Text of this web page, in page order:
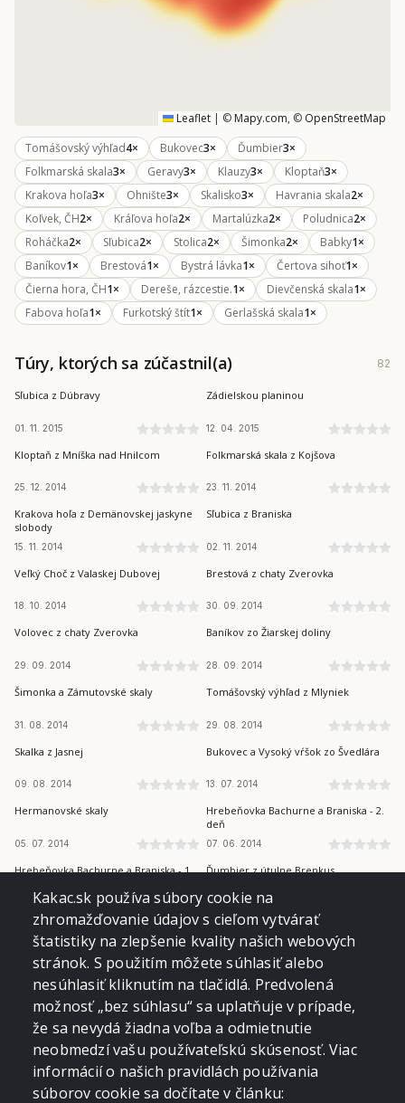
Leaflet | © Mapy.com, © OpenStreetMap
Tomášovský výhľad4× Bukovec3× Ďumbier3×
Folkmarská skala3× Geravy3× Klauzy3× Kloptaň3×
Krakova hoľa3× Ohnište3× Skalisko3× Havrania skala2×
Koľvek, ČH2× Kráľova hoľa2× Martalúzka2× Poludnica2×
Roháčka2× Sľubica2× Stolica2× Šimonka2× Babky1×
Baníkov1× Brestová1× Bystrá lávka1× Čertova sihoť1×
Čierna hora, ČH1× Dereše, rázcestie.1× Dievčenská skala1×
Fabova hoľa1× Furkotský štít1× Gerlašská skala1×
Túry, ktorých sa zúčastnil(a) 82
BRANISKO A BACHUREŇ
Sľubica z Dúbravy
01. 11. 2015
SLOVENSKÝ KRAS
Zádielskou planinou
12. 04. 2015
VOLOVSKÉ VRCHY
Kloptaň z Mníška nad Hnilcom
25. 12. 2014
VOLOVSKÉ VRCHY
Folkmarská skala z Kojšova
23. 11. 2014
NÍZKE TATRY
Krakova hoľa z Demänovskej jaskyne
slobody
15. 11. 2014
BRANISKO A BACHUREŇ
Sľubica z Braniska
02. 11. 2014
CHOČSKÉ VRCHY
Veľký Choč z Valaskej Dubovej
18. 10. 2014
ZÁPADNÉ TATRY
Brestová z chaty Zverovka
30. 09. 2014
ZÁPADNÉ TATRY
Volovec z chaty Zverovka
29. 09. 2014
ZÁPADNÉ TATRY
Baníkov zo Žiarskej doliny
28. 09. 2014
SLANSKÉ VRCHY
Šimonka a Zámutovské skaly
31. 08. 2014
SLOVENSKÝ RAJ
Tomášovský výhľad z Mlyniek
29. 08. 2014
NÍZKE TATRY
Skalka z Jasnej
09. 08. 2014
VOLOVSKÉ VRCHY
Bukovec a Vysoký vŕšok zo Švedlára
13. 07. 2014
SLANSKÉ VRCHY
Hermanovské skaly
05. 07. 2014
BRANISKO A BACHUREŇ
Hrebeňovka Bachurne a Braniska - 2.
deň
07. 06. 2014
BRANISKO A BACHUREŇ
Hrebeňovka Bachurne a Braniska - 1.
06. 06. 2014
NÍZKE TATRY
Ďumbier z útulne Brenkus
23. 05. 2014
NÍZKE TATRY
Ohnište z Liptovskej Porúbky
22. 05. 2014
ČIERNA HORA
Holica (Napoleonov klobúk) z Malej
Lodiny
18. 05. 2014
VOLOVSKÉ VRCHY
Folkmarská skala cez Turniská
10. 05. 2014
VOLOVSKÉ VRCHY
Kojšovská hoľa zo Zlatej Idky
16. 11. 2013
NÍZKE TATRY
Ďumbier a Chopok z koliby Brenkus
18. 07. 2013
NÍZKE TATRY
Koliba Brenkus z Jánskej doliny
17. 07. 2013
Kakac.sk používa súbory cookie na
zhromažďovanie údajov s cieľom vytvárať
štatistiky na zlepšenie kvality našich webových
stránok. S použitím môžete súhlasiť alebo
nesúhlasiť kliknutím na tlačidlá. Predvolená
možnosť „bez súhlasu“ sa uplatňuje v prípade,
že sa nevydá žiadna voľba a odmietnutie
neobmedzí vašu používateľskú skúsenosť. Viac
informácií o našich pravidlách používania
súborov cookie sa dočítate v článku: